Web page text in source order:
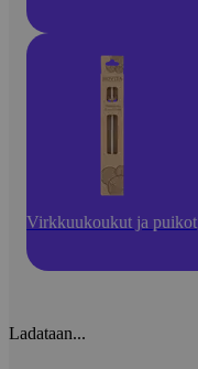
Virkkuukoukut ja puikot
Ladataan...